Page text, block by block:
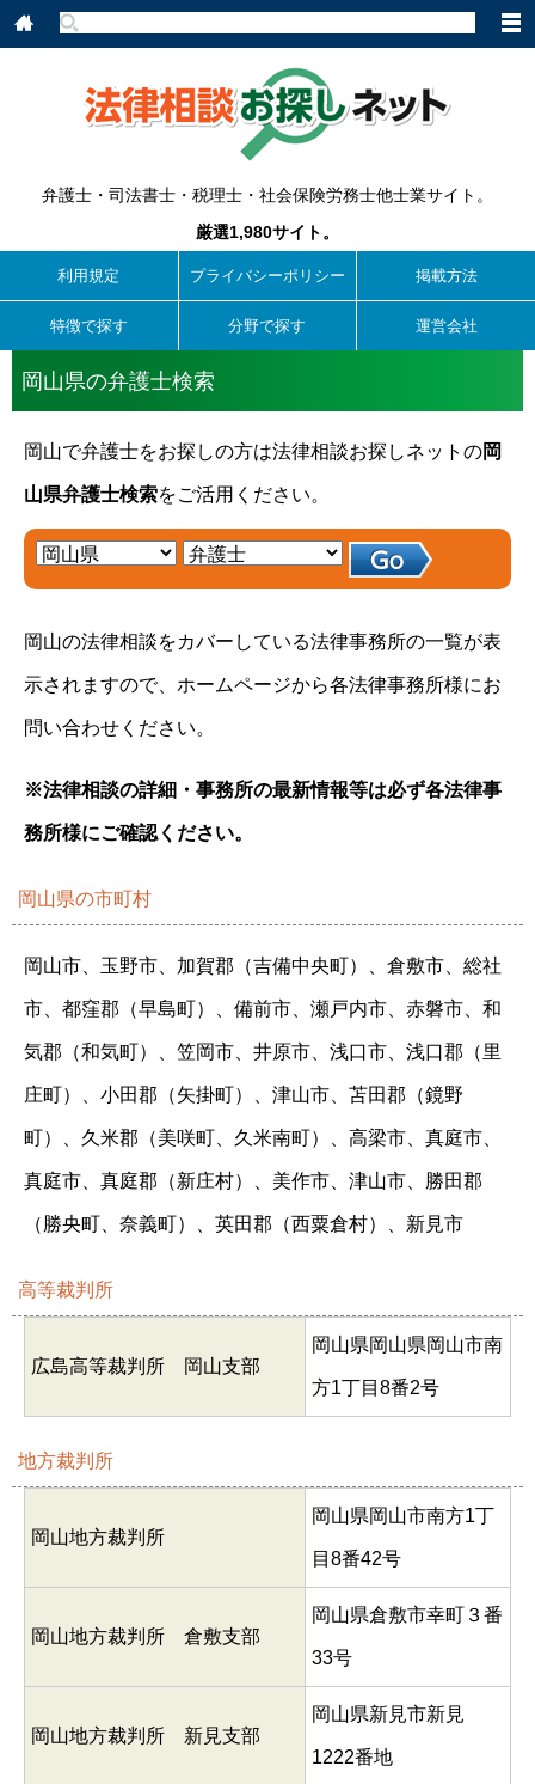
弁護士・司法書士・税理士・社会保険労務士他士業サイト。
厳選1,980サイト。
利用規定 プライバシーポリシー 掲載方法
特徴で探す 分野で探す 運営会社
岡山県の弁護士検索
岡山で弁護士をお探しの方は法律相談お探しネットの岡
山県弁護士検索をご活用ください。
岡山の法律相談をカバーしている法律事務所の一覧が表
示されますので、ホームページから各法律事務所様にお
問い合わせください。
※法律相談の詳細・事務所の最新情報等は必ず各法律事
務所様にご確認ください。
岡山県の市町村
岡山市、玉野市、加賀郡（吉備中央町）、倉敷市、総社
市、都窪郡（早島町）、備前市、瀬戸内市、赤磐市、和
気郡（和気町）、笠岡市、井原市、浅口市、浅口郡（里
庄町）、小田郡（矢掛町）、津山市、苫田郡（鏡野
町）、久米郡（美咲町、久米南町）、高梁市、真庭市、
真庭市、真庭郡（新庄村）、美作市、津山市、勝田郡
（勝央町、奈義町）、英田郡（西粟倉村）、新見市
高等裁判所
広島高等裁判所 岡山支部
岡山県岡山県岡山市南
方1丁目8番2号
地方裁判所
岡山地方裁判所
岡山県岡山市南方1丁
目8番42号
岡山地方裁判所 倉敷支部
岡山県倉敷市幸町３番
33号
岡山地方裁判所 新見支部
岡山県新見市新見
1222番地